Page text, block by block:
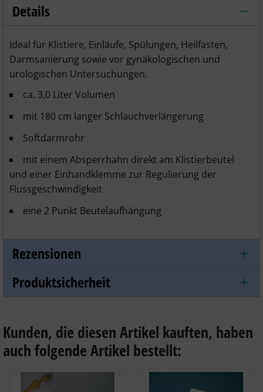
Details
Klistierbeutel 3 Liter mit Darmrohr
Ideal für Klistiere, Einläufe, Spülungen, Heilfasten,
Darmsanierung sowie vor gynäkologischen und
urologischen Untersuchungen.
ca. 3,0 Liter Volumen
mit 180 cm langer Schlauchverlängerung
Softdarmrohr
mit einem Absperrhahn direkt am Klistierbeutel
und einer Einhandklemme zur Regulierung der
Flussgeschwindigkeit
eine 2 Punkt Beutelaufhängung
Rezensionen
Produktsicherheit
Kunden, die diesen Artikel kauften, haben
auch folgende Artikel bestellt: